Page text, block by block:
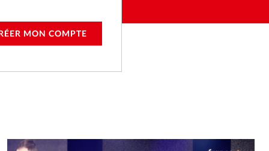
MON COMPTE